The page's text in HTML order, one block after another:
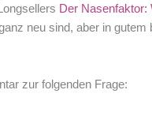
Der Nasenfaktor:
neu sind, aber in
zur folgenden Frage: